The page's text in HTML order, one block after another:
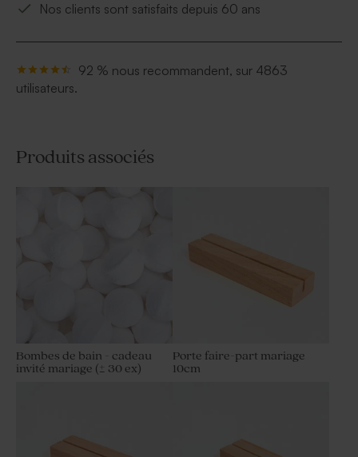
Nos clients sont satisfaits depuis 60 ans
92 % nous recommandent, sur 4863
utilisateurs.
Produits associés
Bombes de bain - cadeau
invité mariage (± 30 ex)
Porte faire-part mariage
10cm